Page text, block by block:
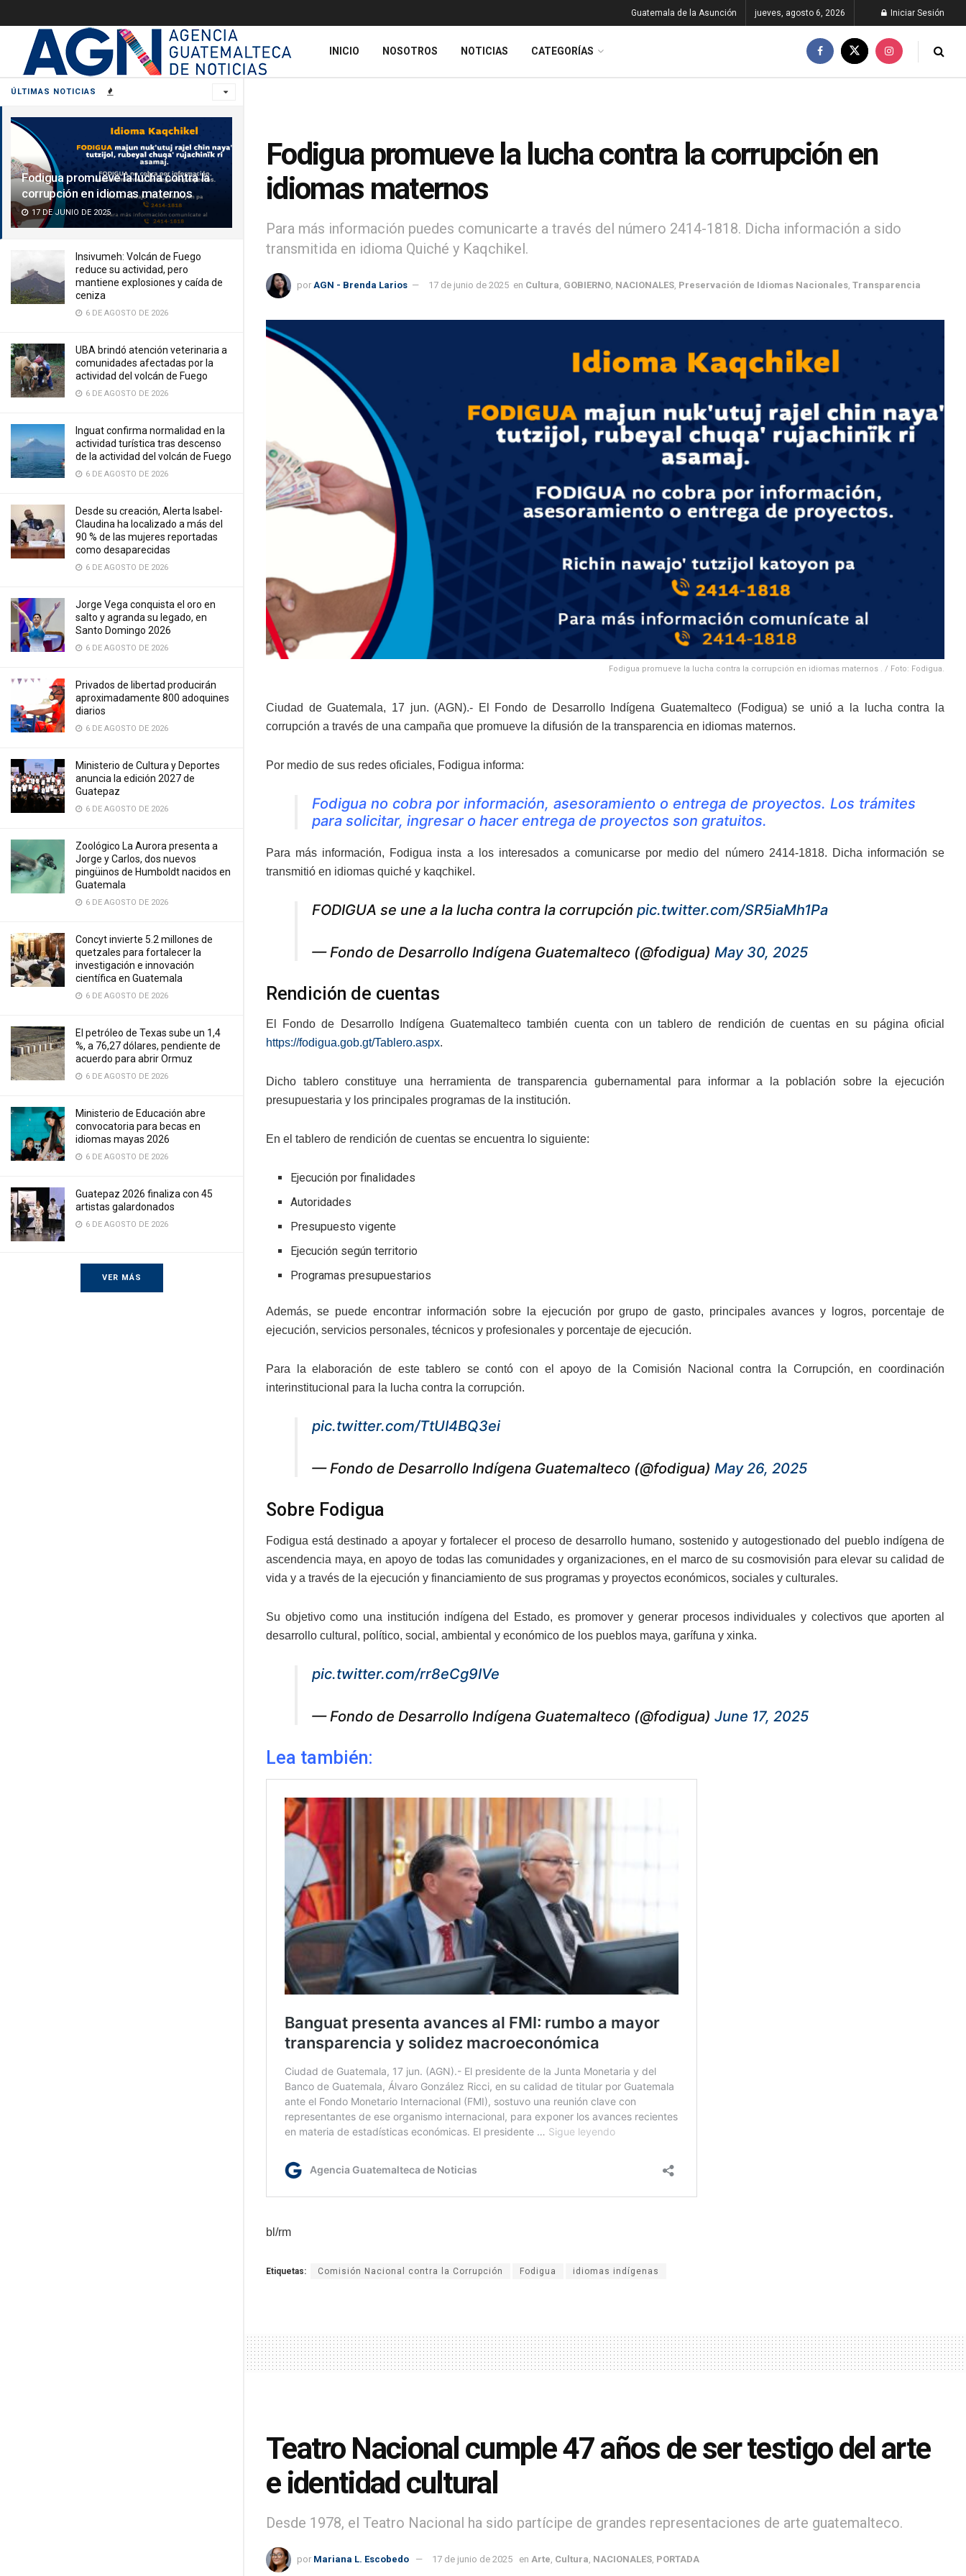
ÚLTIMAS NOTICIAS
Fodigua promueve la lucha contra la
corrupción en idiomas maternos
17 DE JUNIO DE 2025
Insivumeh: Volcán de Fuego
reduce su actividad, pero
mantiene explosiones y caída de
ceniza
6 DE AGOSTO DE 2026
UBA brindó atención veterinaria a
comunidades afectadas por la
actividad del volcán de Fuego
6 DE AGOSTO DE 2026
Inguat confirma normalidad en la
actividad turística tras descenso
de la actividad del volcán de Fuego
6 DE AGOSTO DE 2026
Desde su creación, Alerta Isabel-
Claudina ha localizado a más del
90 % de las mujeres reportadas
como desaparecidas
6 DE AGOSTO DE 2026
Jorge Vega conquista el oro en
salto y agranda su legado, en
Santo Domingo 2026
6 DE AGOSTO DE 2026
Privados de libertad producirán
aproximadamente 800 adoquines
diarios
6 DE AGOSTO DE 2026
Ministerio de Cultura y Deportes
anuncia la edición 2027 de
Guatepaz
6 DE AGOSTO DE 2026
Zoológico La Aurora presenta a
Jorge y Carlos, dos nuevos
pingüinos de Humboldt nacidos en
Guatemala
6 DE AGOSTO DE 2026
Concyt invierte 5.2 millones de
quetzales para fortalecer la
investigación e innovación
científica en Guatemala
6 DE AGOSTO DE 2026
El petróleo de Texas sube un 1,4
%, a 76,27 dólares, pendiente de
acuerdo para abrir Ormuz
6 DE AGOSTO DE 2026
Ministerio de Educación abre
convocatoria para becas en
idiomas mayas 2026
6 DE AGOSTO DE 2026
Guatepaz 2026 finaliza con 45
artistas galardonados
6 DE AGOSTO DE 2026
VER MÁS
Guatemala de la Asunción jueves, agosto 6, 2026 Iniciar Sesión
INICIO NOSOTROS NOTICIAS CATEGORÍAS
Fodigua promueve la lucha contra la corrupción en
idiomas maternos
Para más información puedes comunicarte a través del número 2414-1818. Dicha información a sido
transmitida en idioma Quiché y Kaqchikel.
por AGN - Brenda Larios 17 de junio de 2025 en Cultura GOBIERNO NACIONALES Preservación de Idiomas Nacionales Transparencia
Fodigua promueve la lucha contra la corrupción en idiomas maternos . / Foto: Fodigua.
Ciudad de Guatemala, 17 jun. (AGN).- El Fondo de Desarrollo Indígena Guatemalteco (Fodigua) se unió a la lucha contra la
corrupción a través de una campaña que promueve la difusión de la transparencia en idiomas maternos.
Por medio de sus redes oficiales, Fodigua informa:
Fodigua no cobra por información, asesoramiento o entrega de proyectos. Los trámites
para solicitar, ingresar o hacer entrega de proyectos son gratuitos.
Para más información, Fodigua insta a los interesados a comunicarse por medio del número 2414-1818. Dicha información se
transmitió en idiomas quiché y kaqchikel.
FODIGUA se une a la lucha contra la corrupción pic.twitter.com/SR5iaMh1Pa
— Fondo de Desarrollo Indígena Guatemalteco (@fodigua) May 30, 2025
Rendición de cuentas
El Fondo de Desarrollo Indígena Guatemalteco también cuenta con un tablero de rendición de cuentas en su página oficial
https://fodigua.gob.gt/Tablero.aspx.
Dicho tablero constituye una herramienta de transparencia gubernamental para informar a la población sobre la ejecución
presupuestaria y los principales programas de la institución.
En el tablero de rendición de cuentas se encuentra lo siguiente:
Ejecución por finalidades
Autoridades
Presupuesto vigente
Ejecución según territorio
Programas presupuestarios
Además, se puede encontrar información sobre la ejecución por grupo de gasto, principales avances y logros, porcentaje de
ejecución, servicios personales, técnicos y profesionales y porcentaje de ejecución.
Para la elaboración de este tablero se contó con el apoyo de la Comisión Nacional contra la Corrupción, en coordinación
interinstitucional para la lucha contra la corrupción.
pic.twitter.com/TtUI4BQ3ei
— Fondo de Desarrollo Indígena Guatemalteco (@fodigua) May 26, 2025
Sobre Fodigua
Fodigua está destinado a apoyar y fortalecer el proceso de desarrollo humano, sostenido y autogestionado del pueblo indígena de
ascendencia maya, en apoyo de todas las comunidades y organizaciones, en el marco de su cosmovisión para elevar su calidad de
vida y a través de la ejecución y financiamiento de sus programas y proyectos económicos, sociales y culturales.
Su objetivo como una institución indígena del Estado, es promover y generar procesos individuales y colectivos que aporten al
desarrollo cultural, político, social, ambiental y económico de los pueblos maya, garífuna y xinka.
pic.twitter.com/rr8eCg9IVe
— Fondo de Desarrollo Indígena Guatemalteco (@fodigua) June 17, 2025
Lea también:
bl/rm
Etiquetas: Comisión Nacional contra la Corrupción Fodigua idiomas indígenas
Teatro Nacional cumple 47 años de ser testigo del arte
e identidad cultural
Desde 1978, el Teatro Nacional ha sido partícipe de grandes representaciones de arte guatemalteco.
por Mariana L. Escobedo 17 de junio de 2025 en Arte, Cultura, NACIONALES, PORTADA